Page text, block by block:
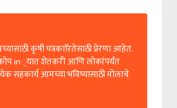
कृषी पत्रकारितेसाठी प्रेरणा आहेत.
in्यात शेतकरी आणि लोकांपर्यंत
सहकार्य आमच्या भविष्यासाठी मोलाचे